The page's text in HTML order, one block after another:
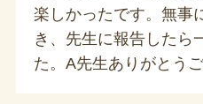
楽しかったです。無事
き、先生に報告したら
た。A先生ありがとう